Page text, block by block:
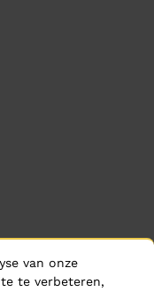
van onze
te verbeteren,